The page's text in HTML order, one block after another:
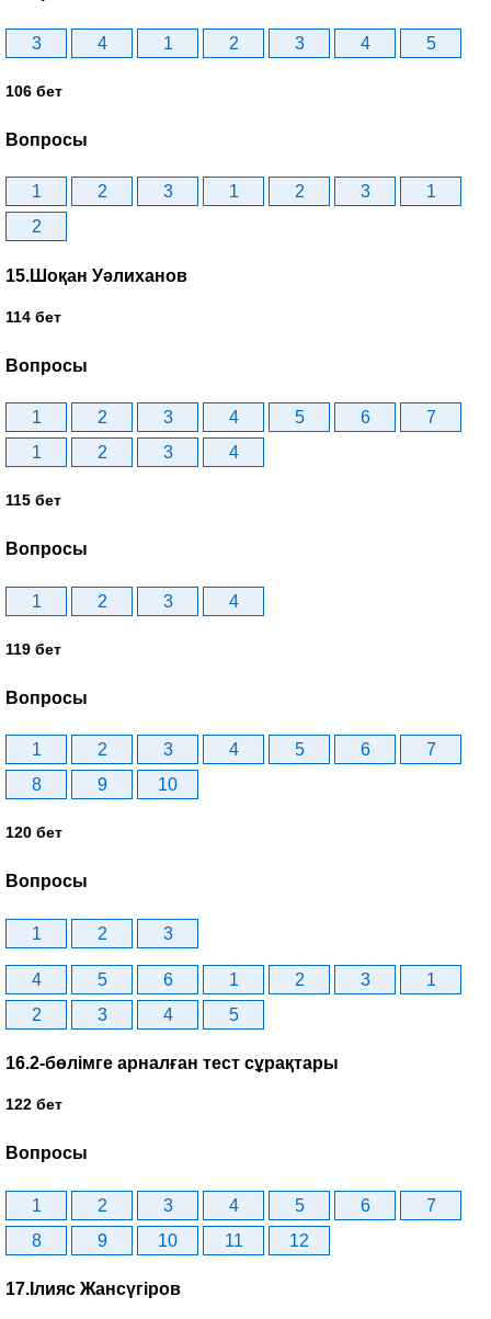
3 4 1 2 3 4 5
106 бет
Вопросы
1 2 3 1 2 3
1
2
15.Шоқан Уәлиханов
114 бет
Вопросы
1 2 3 4 5 6
7
1
2 3 4
115 бет
Вопросы
1 2 3 4
119 бет
Вопросы
1 2 3 4 5 6
7
8
9 10
120 бет
Вопросы
1 2 3
4 5 6 1 2 3
1
2
3 4 5
16.2-бөлімге арналған тест сұрақтары
122 бет
Вопросы
1 2 3 4 5 6
7
8
9 10 11 12
17.Ілияс Жансүгіров